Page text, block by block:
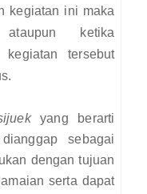
kegiatan ini maka
ketika
kegiatan tersebut
yang berarti
sebagai
dengan tujuan
serta dapat